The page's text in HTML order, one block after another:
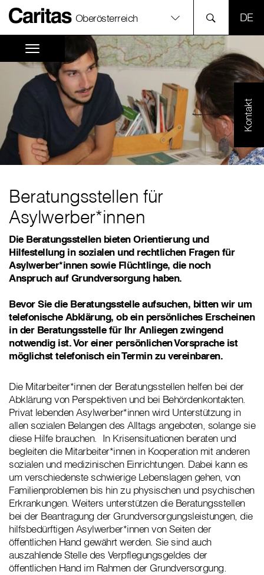
Oberösterreich
Kontakt
Beratungsstellen für
Asylwerber*innen
Die Beratungsstellen bieten Orientierung und
Hilfestellung in sozialen und rechtlichen Fragen für
Asylwerber*innen sowie Flüchtlinge, die noch
Anspruch auf Grundversorgung haben.
Bevor Sie die Beratungsstelle aufsuchen, bitten wir um
telefonische Abklärung, ob ein persönliches Erscheinen
in der Beratungsstelle für Ihr Anliegen zwingend
notwendig ist. Vor einer persönlichen Vorsprache ist
möglichst telefonisch ein Termin zu vereinbaren.
Die Mitarbeiter*innen der Beratungsstellen helfen bei der
Abklärung von Perspektiven und bei Behördenkontakten.
Privat lebenden Asylwerber*innen wird Unterstützung in
allen sozialen Belangen des Alltags angeboten, solange sie
diese Hilfe brauchen. In Krisensituationen beraten und
begleiten die Mitarbeiter*innen in Kooperation mit anderen
sozialen und medizinischen Einrichtungen. Dabei kann es
um verschiedenste schwierige Lebenslagen gehen, von
Familienproblemen bis hin zu physischen und psychischen
Erkrankungen. Weiters unterstützen die Beratungsstellen
bei der Beantragung der Grundversorgungsleistungen, die
hilfsbedürftigen Asylwerber*innen von Seiten der
öffentlichen Hand gewährt werden. Sie sind auch
auszahlende Stelle des Verpflegungsgeldes der
öffentlichen Hand im Rahmen der Grundversorgung.